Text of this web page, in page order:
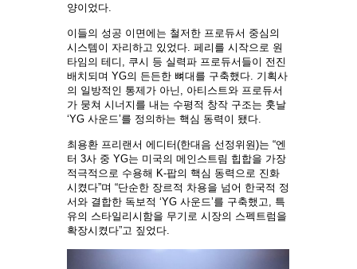
양이었다.
이들의 성공 이면에는 철저한 프로듀서 중심의
시스템이 자리하고 있었다. 페리를 시작으로 원
타임의 테디, 쿠시 등 실력파 프로듀서들이 전진
배치되며 YG의 든든한 뼈대를 구축했다. 기획사
의 일방적인 통제가 아닌, 아티스트와 프로듀서
가 뭉쳐 시너지를 내는 수평적 창작 구조는 훗날
‘YG 사운드’를 정의하는 핵심 동력이 됐다.
최용환 프리랜서 에디터(한대음 선정위원)는 “엔
터 3사 중 YG는 미국의 메인스트림 힙합을 가장
적극적으로 수용해 K-팝의 핵심 동력으로 진화
시켰다”며 “단순한 장르적 차용을 넘어 한국적 정
서와 결합한 독보적 ‘YG 사운드’를 구축했고, 특
유의 스타일리시함을 무기로 시장의 스펙트럼을
확장시켰다”고 짚었다.